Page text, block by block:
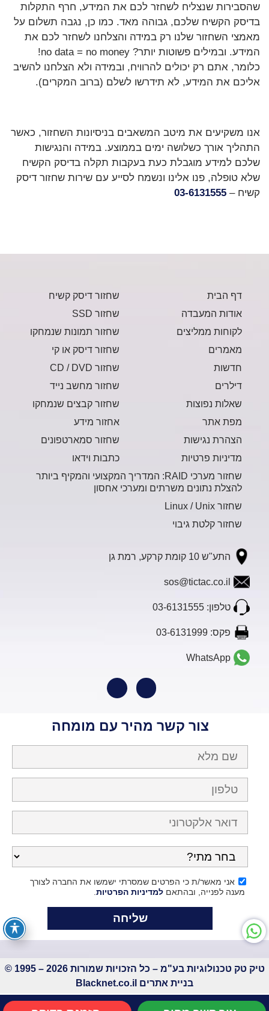
שהסבירות שנצליח לשחזר לכם את המידע, חרף התקלות
בדיסק הקשיח שלכם, גבוהה מאד. כמו כן, נגבה תשלום על
מאמצי השחזור שלנו רק במידה והצלחנו לשחזר לכם את
המידע. ובמילים פשוטות יותר? no data = no money!
כלומר, אתם רק יכולים להרוויח, ובמידה ולא הצלחנו להשיב
אליכם את המידע, לא תידרשו לשלם (ברוב המקרים).
אנו משקיעים את מיטב המשאבים בניסיונות השחזור, כאשר
התהליך אורך כשלושה ימים בממוצע. במידה והנגישות
שלכם למידע מוגבלת כעת בעקבות תקלה בדיסק הקשיח
שלא טופלה, פנו אלינו ונשמח לסייע עם שירות שחזור דיסק
קשיח – 03-6131555
דף הבית
אודות המעבדה
לקוחות ממליצים
מאמרים
חדשות
דילרים
שאלות נפוצות
מפת אתר
הצהרת נגישות
מדיניות פרטיות
שחזור דיסק קשיח
שחזור SSD
שחזור תמונות שנמחקו
שחזור דיסק או קי
שחזור CD / DVD
שחזור מחשב נייד
שחזור קבצים שנמחקו
אחזור מידע
שחזור סמארטפונים
כתבות וידאו
שחזור מערכי RAID: המדריך המקצועי והמקיף ביותר
להצלת נתונים משרתים ומערכי אחסון
שחזור Linux / Unix
שחזור קלטת גיבוי
התע"ש 10 קומת קרקע, רמת גן
sos@tictac.co.il
טלפון: 03-6131555
פקס: 03-6131999
WhatsApp
צור קשר מהיר עם מומחה
אני מאשר/ת כי הפרטים שמסרתי ישמשו את החברה לצורך
מענה לפנייה, ובהתאם למדיניות הפרטיות
טיק טק טכנולוגיות בע"מ – כל הזכויות שמורות 2026 – 1995 ©
בניית אתרים Blacknet.co.il